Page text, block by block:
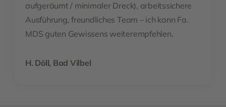
aufgeräumt / minimaler Dreck), arbeitssichere
Ausführung, freundliches Team – ich kann Fa.
MDS guten Gewissens weiterempfehlen.
H. Döll, Bad Vilbel